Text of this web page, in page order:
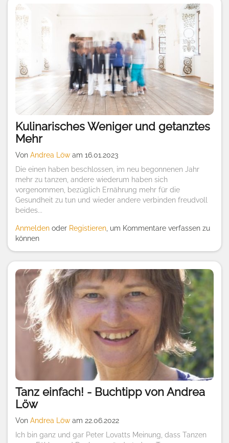
Kulinarisches Weniger und getanztes
Mehr
Von Andrea Löw am 16.01.2023
Die einen haben beschlossen, im neu begonnenen Jahr
mehr zu tanzen, andere wiederum haben sich
vorgenommen, bezüglich Ernährung mehr für die
Gesundheit zu tun und wieder andere verbinden freudvoll
beides...
Anmelden oder Registieren , um Kommentare verfassen zu
können
Tanz einfach! - Buchtipp von Andrea
Löw
Von Andrea Löw am 22.06.2022
Ich bin ganz und gar Peter Lovatts Meinung, dass Tanzen